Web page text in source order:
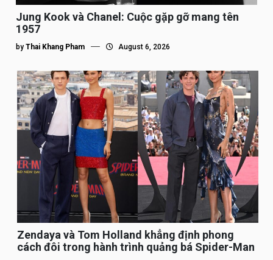
Jung Kook và Chanel: Cuộc gặp gỡ mang tên
1957
by Thai Khang Pham August 6, 2026
Zendaya và Tom Holland khẳng định phong
cách đôi trong hành trình quảng bá Spider-Man